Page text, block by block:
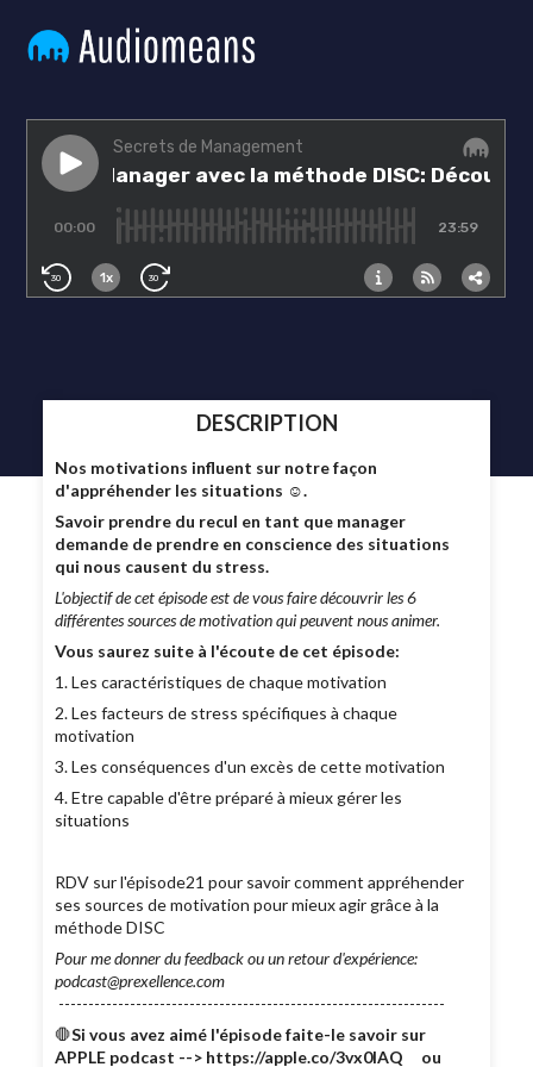
DESCRIPTION
Nos motivations influent sur notre façon
d'appréhender les situations ☺.
Savoir prendre du recul en tant que manager
demande de prendre en conscience des situations
qui nous causent du stress.
L'objectif de cet épisode est de vous faire découvrir les 6
différentes sources de motivation qui peuvent nous animer.
Vous saurez suite à l'écoute de cet épisode:
1. Les caractéristiques de chaque motivation
2. Les facteurs de stress spécifiques à chaque
motivation
3. Les conséquences d'un excès de cette motivation
4. Etre capable d'être préparé à mieux gérer les
situations
RDV sur l'épisode21 pour savoir comment appréhender
ses sources de motivation pour mieux agir grâce à la
méthode DISC
Pour me donner du feedback ou un retour d'expérience:
podcast@prexellence.com
-----------------------------------------------------------------
🛑Si vous avez aimé l'épisode faite-le savoir sur
APPLE podcast --> https://apple.co/3vx0lAQ ou